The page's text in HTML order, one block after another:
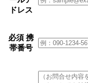
ドレス
必須携
帯番号